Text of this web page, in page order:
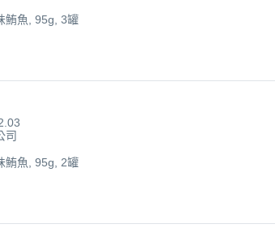
鮪魚, 95g, 3罐
司
鮪魚, 95g, 2罐